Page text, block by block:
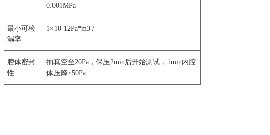
0.001MPa
最小可检
漏率
1×10-12Pa*m3 /
腔体密封
性
抽真空至20Pa，保压2min后开始测试，1min内腔
体压降≤50Pa